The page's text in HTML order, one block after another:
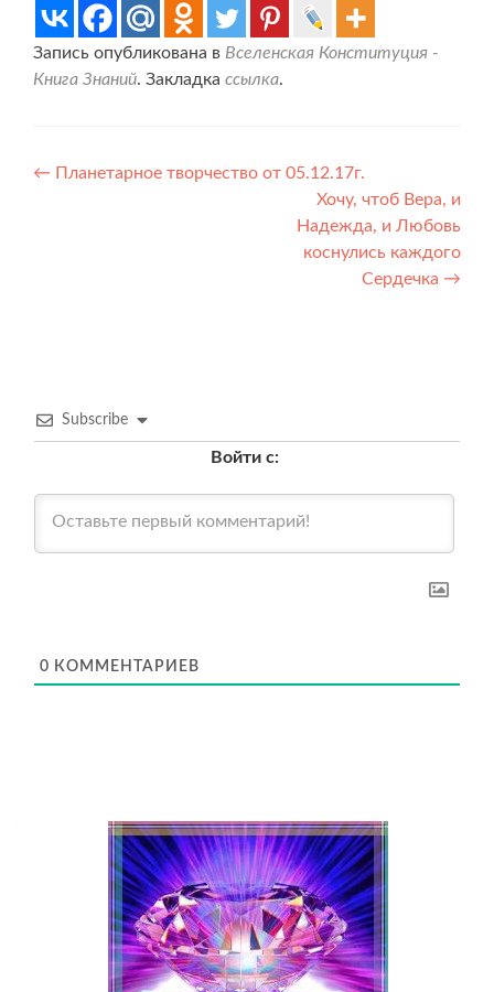
Запись опубликована в Вселенская Конституция -
Книга Знаний. Закладка ссылка.
Навигация
← Планетарное творчество от 05.12.17г.
Хочу, чтоб Вера, и
Надежда, и Любовь
коснулись каждого
Сердечка →
Subscribe
Войти с:
0 КОММЕНТАРИЕВ